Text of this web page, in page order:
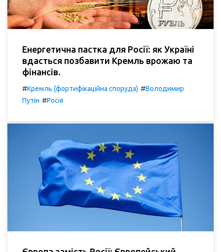
Енергетична пастка для Росії: як Україні
вдасться позбавити Кремль врожаю та
фінансів.
#Кремль (фортифікаційна споруда) #Володимир
Путін #Росія